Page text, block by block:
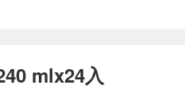
mlx24入